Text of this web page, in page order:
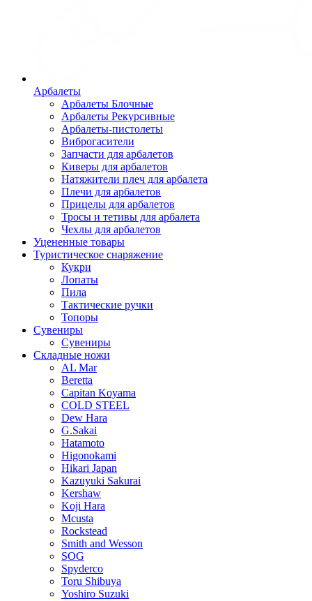
Арбалеты
Арбалеты Блочные
Арбалеты Рекурсивные
Арбалеты-пистолеты
Виброгасители
Запчасти для арбалетов
Киверы для арбалетов
Натяжители плеч для арбалета
Плечи для арбалетов
Прицелы для арбалетов
Тросы и тетивы для арбалета
Чехлы для арбалетов
Уцененные товары
Туристическое снаряжение
Кукри
Лопаты
Пила
Тактические ручки
Топоры
Сувениры
Сувениры
Складные ножи
AL Mar
Beretta
Capitan Koyama
COLD STEEL
Dew Hara
G.Sakai
Hatamoto
Higonokami
Hikari Japan
Kazuyuki Sakurai
Kershaw
Koji Hara
Mcusta
Rockstead
Smith and Wesson
SOG
Spyderco
Toru Shibuya
Yoshiro Suzuki